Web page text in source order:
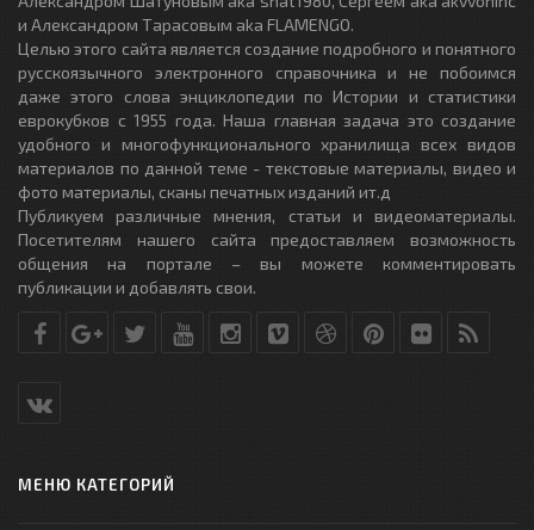
и Александром Тарасовым aka FLAMENGO.
Целью этого сайта является создание подробного и понятного
русскоязычного электронного справочника и не побоимся
даже этого слова энциклопедии по Истории и статистики
еврокубков с 1955 года. Наша главная задача это создание
удобного и многофункционального хранилища всех видов
материалов по данной теме - текстовые материалы, видео и
фото материалы, сканы печатных изданий ит.д
Публикуем различные мнения, статьи и видеоматериалы.
Посетителям нашего сайта предоставляем возможность
общения на портале – вы можете комментировать
публикации и добавлять свои.
МЕНЮ КАТЕГОРИЙ